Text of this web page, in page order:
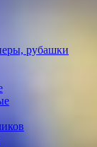
рубашки